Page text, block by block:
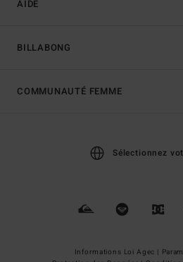
AIDE
BILLABONG
COMMUNAUTÉ FEMME
Sélectionnez
Informations Loi Agec |